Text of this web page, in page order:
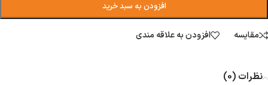
افزودن به سبد خرید
مقایسه افزودن به علاقه مندی
نظرات (0)